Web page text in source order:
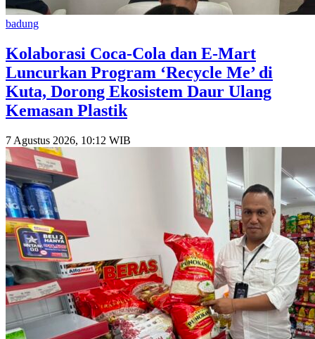
badung
Kolaborasi Coca-Cola dan E-Mart
Luncurkan Program ‘Recycle Me’ di
Kuta, Dorong Ekosistem Daur Ulang
Kemasan Plastik
7 Agustus 2026, 10:12 WIB